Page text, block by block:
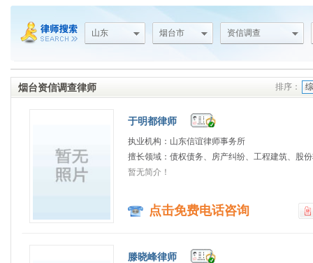
山东 烟台市 资信调查
烟台资信调查律师 排序：
于明都律师
执业机构：山东信谊律师事务所
擅长领域：债权债务、房产纠纷、工程建筑、股
暂无简介！
点击免费电话咨询
滕晓峰律师